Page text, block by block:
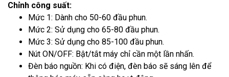
Chỉnh công suất:
Mức 1: Dành cho 50-60 đầu phun.
Mức 2: Sử dụng cho 65-80 đầu phun.
Mức 3: Sử dụng cho 85-100 đầu phun.
Nút ON/OFF: Bật/tắt máy chỉ cần một lần nhấn.
Đèn báo nguồn: Khi có điện, đèn báo sẽ sáng lên để